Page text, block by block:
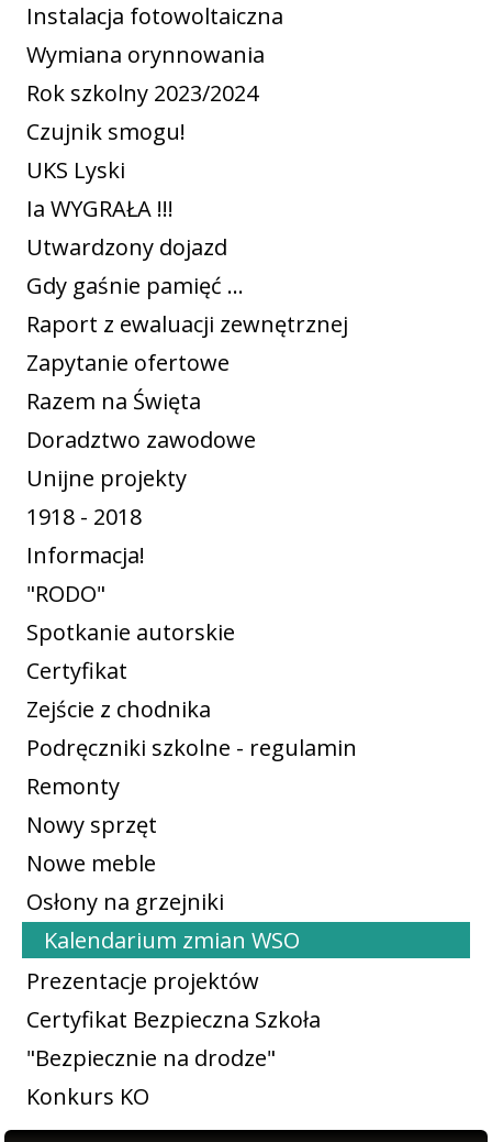
Instalacja fotowoltaiczna
Wymiana orynnowania
Rok szkolny 2023/2024
Czujnik smogu!
UKS Lyski
Ia WYGRAŁA !!!
Utwardzony dojazd
Gdy gaśnie pamięć ...
Raport z ewaluacji zewnętrznej
Zapytanie ofertowe
Razem na Święta
Doradztwo zawodowe
Unijne projekty
1918 - 2018
Informacja!
"RODO"
Spotkanie autorskie
Certyfikat
Zejście z chodnika
Podręczniki szkolne - regulamin
Remonty
Nowy sprzęt
Nowe meble
Osłony na grzejniki
Kalendarium zmian WSO
Prezentacje projektów
Certyfikat Bezpieczna Szkoła
"Bezpiecznie na drodze"
Konkurs KO